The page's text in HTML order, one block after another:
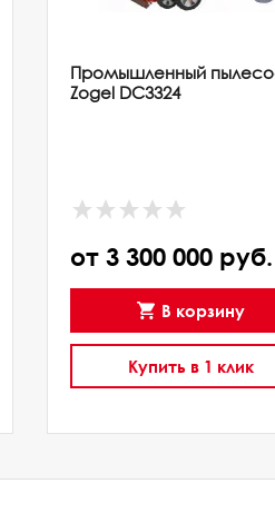
Промышленный
Zogel DC3324
от 3 300 000 руб.
В корзину
Купить в 1 клик